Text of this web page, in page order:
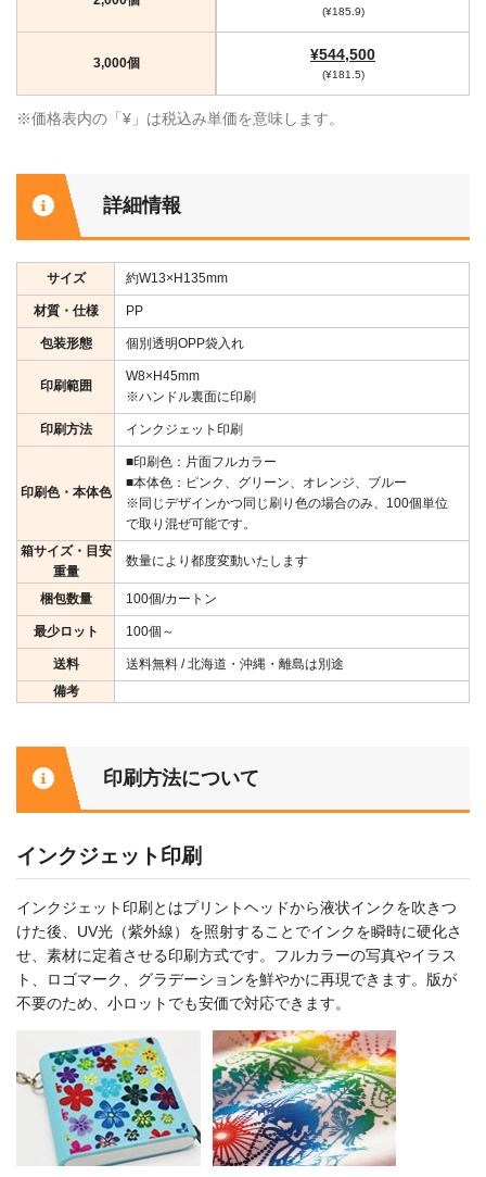
(¥185.9)
3,000個 ¥544,500
(¥181.5)
※価格表内の「¥」は税込み単価を意味します。
詳細情報
サイズ 約W13×H135mm
材質・仕様 PP
包装形態 個別透明OPP袋入れ
印刷範囲
W8×H45mm
※ハンドル裏面に印刷
印刷方法 インクジェット印刷
印刷色・本体色
■印刷色：片面フルカラー
■本体色：ピンク、グリーン、オレンジ、ブルー
※同じデザインかつ同じ刷り色の場合のみ、100個単位
で取り混ぜ可能です。
箱サイズ・目安
重量
数量により都度変動いたします
梱包数量 100個/カートン
最少ロット 100個～
送料
送料無料 / 北海道・沖縄・離島は別途
備考
印刷方法について
インクジェット印刷
インクジェット印刷とはプリントヘッドから液状インクを吹きつ
けた後、UV光（紫外線）を照射することでインクを瞬時に硬化さ
せ、素材に定着させる印刷方式です。フルカラーの写真やイラス
ト、ロゴマーク、グラデーションを鮮やかに再現できます。版が
不要のため、小ロットでも安価で対応できます。